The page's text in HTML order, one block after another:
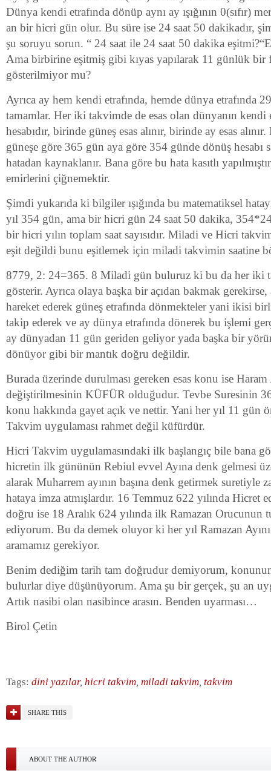
Dünya kendi etrafında dönüp aynı ay ışığının 0(sıfır)
an bir hicri gün olur. Bu süre ise 24 saat 50 dakikadır,
şu soruyu sorun. “ 24 saat ile 24 saat 50 dakika
Ama birbirine eşitmiş gibi kıyas yapılarak 11 günlük bir
gösterilmiyor mu?
Ayrıca ay hem kendi etrafında, hemde dünya etrafında
tamamlar. Her iki takvimde de esas olan dünyanın kendi
hesabıdır, birinde güneş esas alınır, birinde ay esas
güneşe göre 365 gün aya göre 354 günde dönüş hesabı
hatadan kaynaklanır. Bana göre bu hata kasıtlı
emirlerini çiğnemektir.
Şimdi yukarıda ki bilgiler ışığında bu matematiksel
yıl 354 gün, ama bir hicri gün 24 saat 50 dakika,
bir hicri yılın toplam saat sayısıdır. Miladi ve Hicri
eşit değildi bunu eşitlemek için miladi takvimin saatine
8779, 2: 24=365. 8 Miladi gün buluruz ki bu da her iki
gösterir. Ayrıca olaya başka bir açıdan bakmak
hareket ederek güneş etrafında dönmekteler yani ikisi
takip ederek ve ay dünya etrafında dönerek bu işlemi
ay dünyadan 11 gün geriden geliyor yada başka bir
dönüyor gibi bir mantık doğru değildir.
Burada üzerinde durulması gereken esas konu ise
değiştirilmesinin KÜFÜR olduğudur. Tevbe Suresinin
konu hakkında gayet açık ve nettir. Yani her yıl 11 gün
Takvim uygulaması rahmet değil küfürdür.
Hicri Takvim uygulamasındaki ilk başlangıç bile bana
hicretin ilk gününün Rebiul evvel Ayına denk gelmesi
alarak Muharrem ayının başına denk getirmek suretiyle
hataya imza atmışlardır. 16 Temmuz 622 yılında Hicret
doğru ise 18 Aralık 624 yılında ilk Ramazan Orucunun
ediyorum. Bu da demek oluyor ki her yıl Ramazan
aramamız gerekiyor.
Benim dediğim tarih tam doğrudur demiyorum,
bulurlar diye düşünüyorum. Ama şu bir gerçek, şu an
Artık nasibi olan nasibince arasın. Benden uyarması…
Birol Çetin
Tags: dini yazılar, hicri takvim, miladi takvim, takvim
SHARE THIS
ABOUT THE AUTHOR